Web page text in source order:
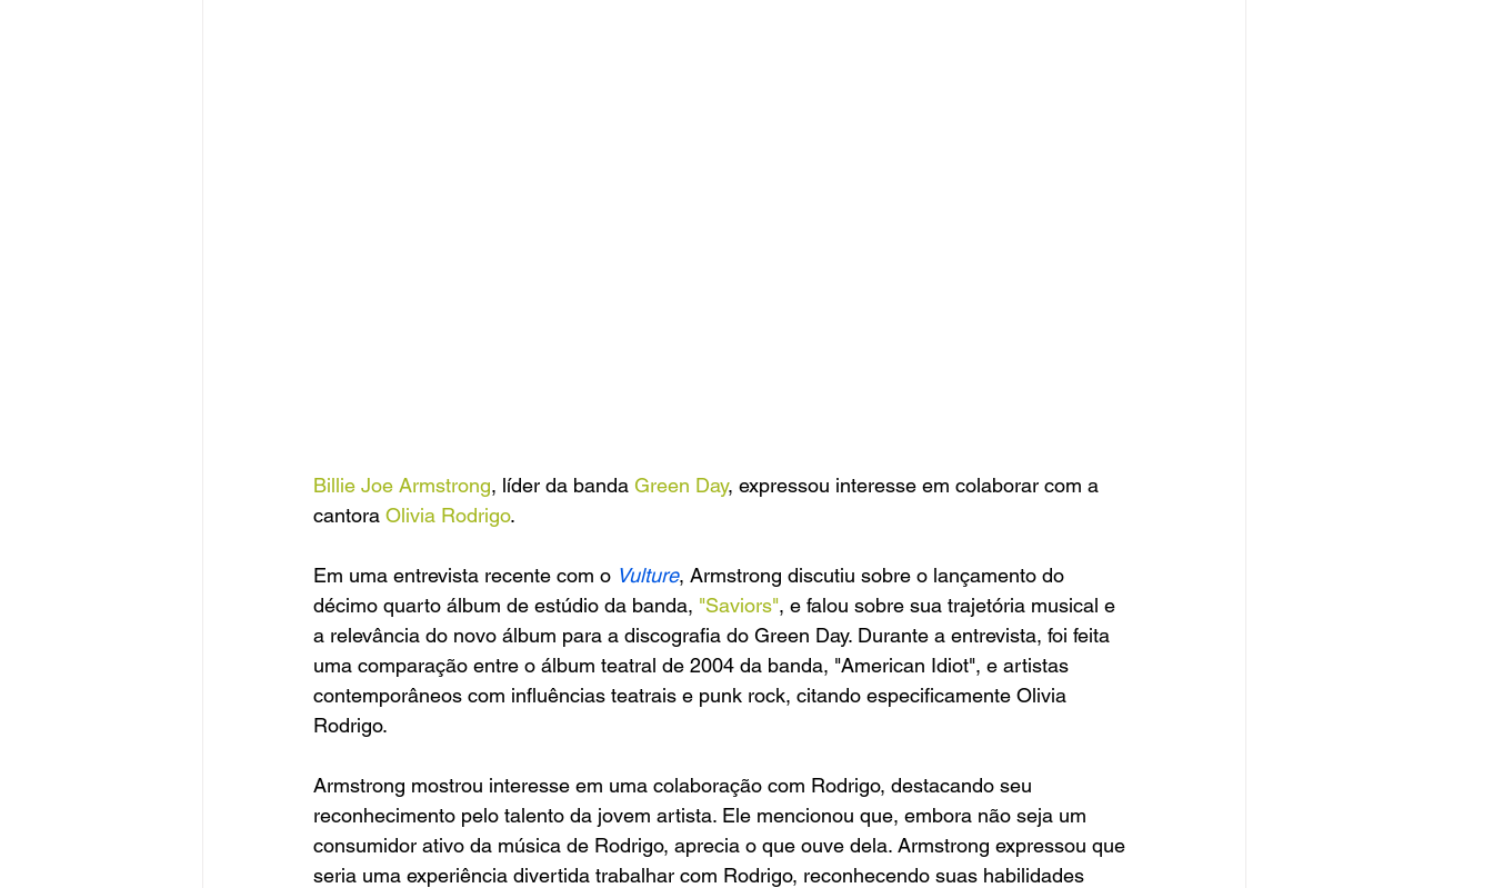
Billie Joe Armstrong, líder da banda Green Day, expressou interesse em colaborar com a
cantora Olivia Rodrigo.
Em uma entrevista recente com o Vulture, Armstrong discutiu sobre o lançamento do
décimo quarto álbum de estúdio da banda, "Saviors", e falou sobre sua trajetória musical e
a relevância do novo álbum para a discografia do Green Day. Durante a entrevista, foi feita
uma comparação entre o álbum teatral de 2004 da banda, "American Idiot", e artistas
contemporâneos com influências teatrais e punk rock, citando especificamente Olivia
Rodrigo.
Armstrong mostrou interesse em uma colaboração com Rodrigo, destacando seu
reconhecimento pelo talento da jovem artista. Ele mencionou que, embora não seja um
consumidor ativo da música de Rodrigo, aprecia o que ouve dela. Armstrong expressou que
seria uma experiência divertida trabalhar com Rodrigo, reconhecendo suas habilidades